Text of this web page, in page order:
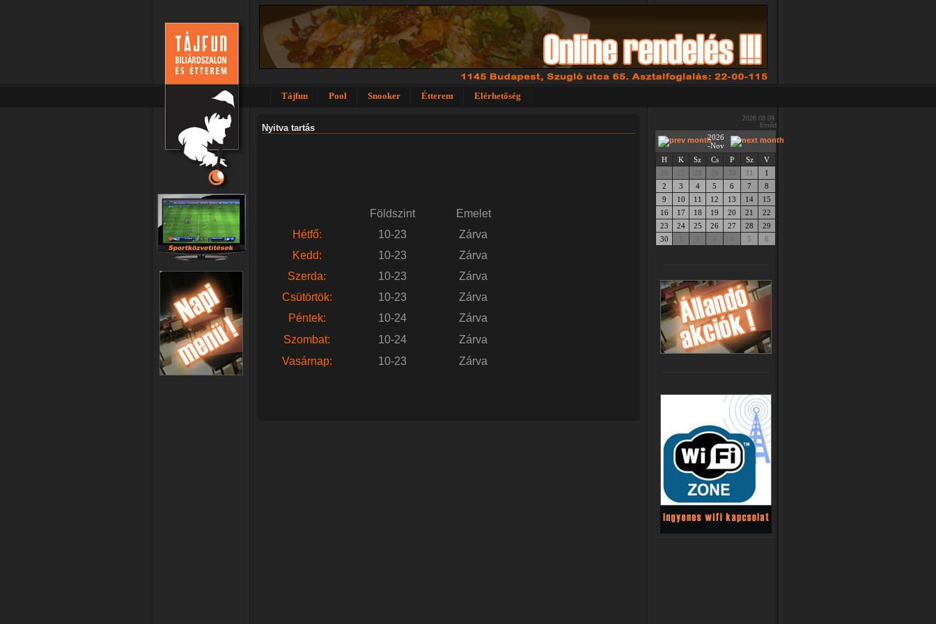
Tájfun Pool Snooker Étterem Elérhetőség
Nyitva tartás
Földszint
Emelet
Hétfő:
10-23
Zárva
Kedd:
10-23
Zárva
Szerda:
10-23
Zárva
Csütörtök:
10-23
Zárva
Péntek:
10-24
Zárva
Szombat:
10-24
Zárva
Vasárnap:
10-23 Zárva
2026.08.09.
Emőd
2026
-Nov
H
K Sz Cs P Sz
V
31
1
2
3 4 5 6 7
8
9
10 11 12 13 14
15
16
17 18 19 20 21
22
23
24 25 26 27 28
29
30
5 6